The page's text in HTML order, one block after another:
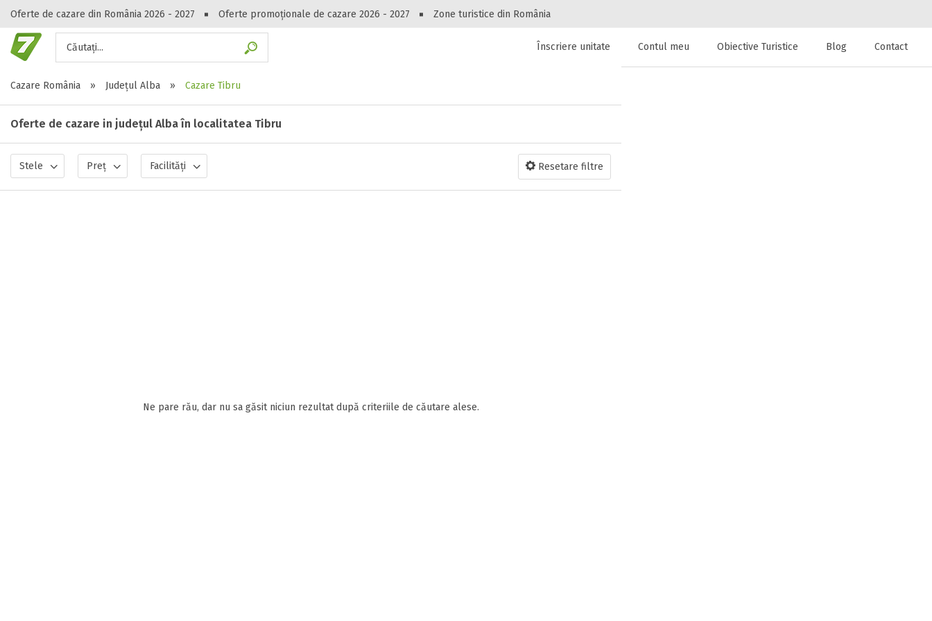
Oferte de cazare din România 2026 - 2027 Oferte promoționale de cazare 2026 - 2027 Zone turistice din România
Căutați...
Peste 10547 oferte de cazare!
Gasești hoteluri, pensiuni, vile, apartamente sau alte unitați de cazare la
Înscriere unitate Contul meu Obiective Turistice Blog Contact
Cazare România
» Județul Alba » Cazare Tibru
Oferte de cazare in județul Alba în localitatea Tibru
Stele Preț Facilități Resetare filtre
Ne pare rău, dar nu sa găsit niciun rezultat după criteriile de căutare alese.